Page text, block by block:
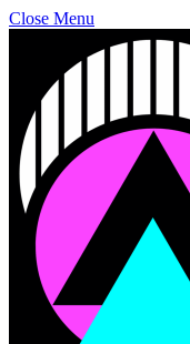
Close Menu